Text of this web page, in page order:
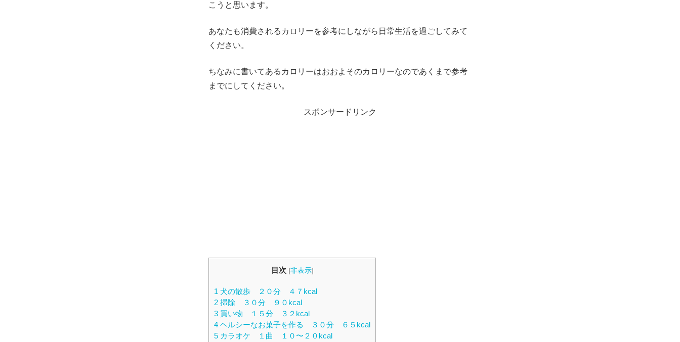
こうと思います。
あなたも消費されるカロリーを参考にしながら日常生活を過ごしてみて
ください。
ちなみに書いてあるカロリーはおおよそのカロリーなのであくまで参考
までにしてください。
スポンサードリンク
目次 [非表示]
1 犬の散歩 ２０分 ４７kcal
2 掃除 ３０分 ９０kcal
3 買い物 １５分 ３２kcal
4 ヘルシーなお菓子を作る ３０分 ６５kcal
5 カラオケ １曲 １０〜２０kcal